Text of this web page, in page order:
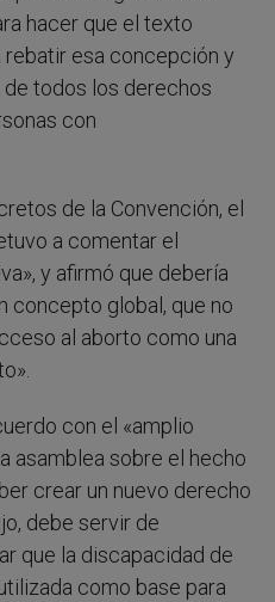
hacer que el texto
rebatir esa concepción y
todos los derechos
con
de la Convención, el
a comentar el
y afirmó que debería
concepto global, que no
al aborto como una
con el «amplio
asamblea sobre el hecho
crear un nuevo derecho
debe servir de
que la discapacidad de
como base para